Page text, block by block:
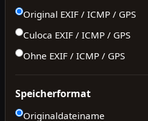
Original EXIF / ICMP / GPS
Culoca EXIF / ICMP / GPS
Ohne EXIF / ICMP / GPS
Speicherformat
Originaldateiname